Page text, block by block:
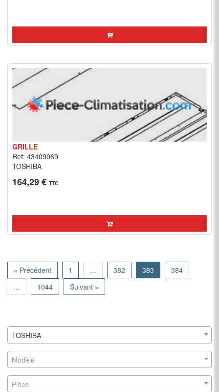
GRILLE
Ref: 43409069
TOSHIBA
164,29 € TTC
« Précédent 1 … 382 383
384
…
1044 Suivant »
TOSHIBA
Modèle
Pièce